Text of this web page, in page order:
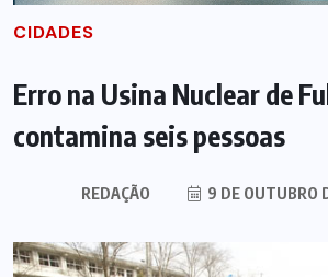
CIDADES
Erro na Usina Nuclear de
contamina seis pessoas
REDAÇÃO 9 DE OUTUBRO